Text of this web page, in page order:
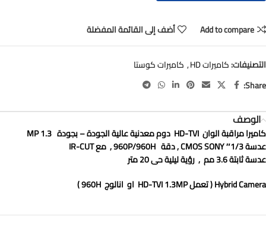
Add to compare أضف إلى القائمة المفضلة
التصنيفات:كاميرات HD , كاميرات كوستا
Share:
الوصف
كاميرا مراقبة الوان HD-TVI دوم معدنية عالية الجودة – بجودة 1.3 MP
عدسة 1/3″
CMOSSONY , دقة , معIR-CUT
عدسة ثابتة 3.6 مم , رؤية ليلية حى 20 متر
Hybrid Camera ( تعمل HD-TVI 1.3MP او انالوج 960H )